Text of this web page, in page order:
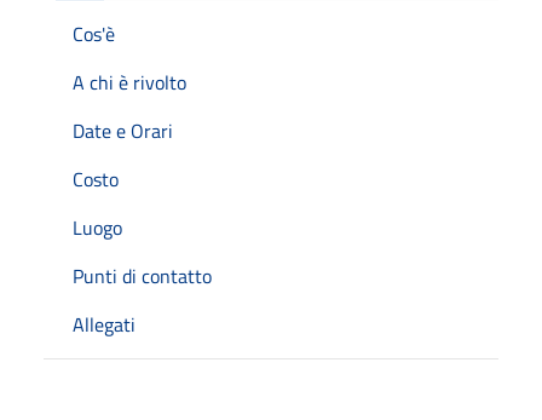
Cos'è
A chi è rivolto
Date e Orari
Costo
Luogo
Punti di contatto
Allegati